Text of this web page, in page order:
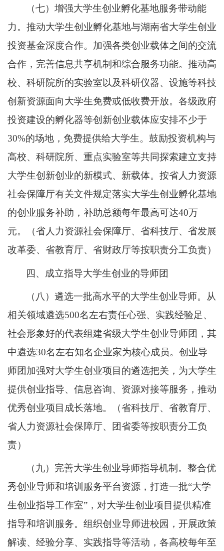
（七）增强大学生创业孵化基地服务带动能
力。推动大学生创业孵化基地与湖南省大学生创业
投资基金深度合作。加强各类创业载体之间的交流
合作，完善信息共享机制和综合服务功能。推动高
校、科研院所的实验室以及科研仪器、设施等科技
创新资源面向大学生免费或低收费开放。各级政府
投资建设的孵化器等创新创业载体应安排不少于
30%的场地，免费提供给大学生。鼓励投资机构与
高校、科研院所、重点实验室等共同探索建立支持
大学生创新创业的新模式、新载体。按省人力资源
社会保障厅有关文件规定落实大学生创业孵化基地
的创业服务补助，补助总额每年最高可达40万
元。（省人力资源社会保障厅、省科技厅、省发展
改革委、省教育厅、省财政厅等按职责分工负责）
四、成立指导大学生创业的导师团
（八）遴选一批高水平的大学生创业导师。从
相关领域遴选500名左右责任心强、实践经验足、
社会形象好的代表组建省级大学生创业导师团，其
中遴选30名左右知名企业家为核心成员。创业导
师团加强对大学生创业项目的遴选把关，为大学生
提供创业指导、信息咨询、资源对接等服务，推动
优秀创业项目成长落地。（省科技厅、省教育厅、
省人力资源社会保障厅、团省委等按职责分工负
责）
（九）完善大学生创业导师指导机制。整合优
秀创业导师和培训服务平台资源，打造一批“大学
生创业指导工作室”，对大学生创业项目提供精准
指导和培训服务。组织创业导师进校园，开展政策
解读、经验分享、实践指导等活动，各高校每年至